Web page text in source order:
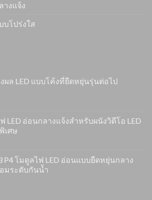
างแจ้ง
บโปร่งใส
ผล LED แบบโค้งที่ยืดหยุ่นรุ่นต่อไป
LED อ่อนกลางแจ้งสำหรับผนังวิดีโอ LED
เศษ
P4 โมดูลไฟ LED อ่อนแบบยืดหยุ่นกลาง
มระดับกันน้ำ